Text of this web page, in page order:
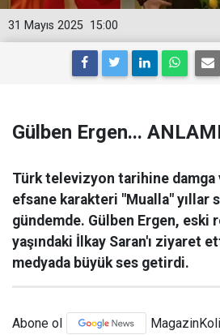
15:00
31 Mayıs 2025
Gülben Ergen...
Türk televizyon tarihine damga
efsane karakteri "Mualla" yıllar
gündemde. Gülben Ergen, eski
yaşındaki İlkay Saran'ı ziyaret
medyada büyük ses getirdi.
Abone ol